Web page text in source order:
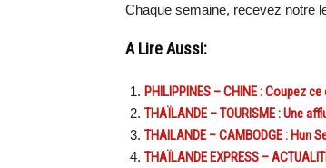
Chaque semaine, recevez notre
A Lire Aussi:
PHILIPPINES – CHINE : Coupez
THAÏLANDE – TOURISME : Une
THAILANDE – CAMBODGE :
THAÏLANDE EXPRESS –